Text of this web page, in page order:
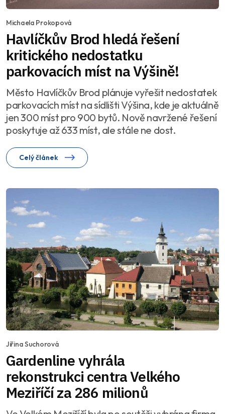
Michaela Prokopová
Havlíčkův Brod hledá řešení
kritického nedostatku
parkovacích míst na Výšině!
Město Havlíčkův Brod plánuje vyřešit nedostatek
parkovacích míst na sídlišti Výšina, kde je aktuálně
jen 300 míst pro 900 bytů. Nově navržené řešení
poskytuje až 633 míst, ale stále ne dost.
Celý článek
Jiřina Suchorová
Gardenline vyhrála
rekonstrukci centra Velkého
Meziříčí za 286 milionů